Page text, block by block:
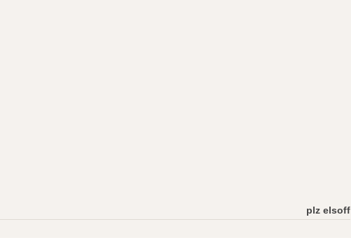
plz elsoff